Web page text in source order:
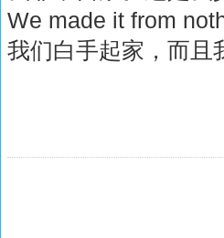
We made it from
我们白手起家，而且